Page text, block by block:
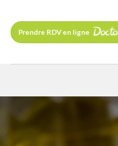
contenu
Prendre RDV en ligne